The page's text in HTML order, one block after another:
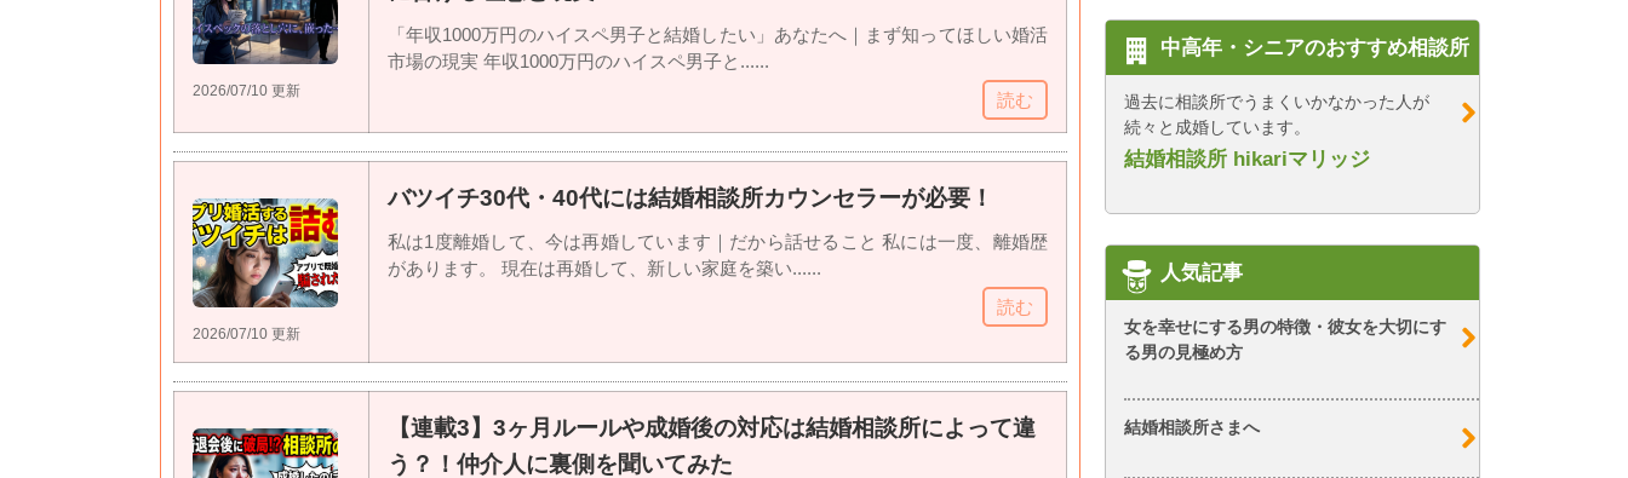
2026/07/10 更新
「年収1000万円のハイスペ男子と結婚したい」あなたへ｜まず知ってほしい婚活
市場の現実 年収1000万円のハイスペ男子と......
読む
2026/07/10 更新
バツイチ30代・40代には結婚相談所カウンセラーが必要！
私は1度離婚して、今は再婚しています｜だから話せること 私には一度、離婚歴
があります。 現在は再婚して、新しい家庭を築い......
読む
【連載3】3ヶ月ルールや成婚後の対応は結婚相談所によって違
う？！仲介人に裏側を聞いてみた
中高年・シニアのおすすめ相談所
過去に相談所でうまくいかなかった人が
続々と成婚しています。
結婚相談所 hikariマリッジ
人気記事
女を幸せにする男の特徴・彼女を大切にす
る男の見極め方
結婚相談所さまへ